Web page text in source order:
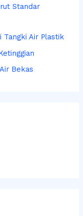
Standar
Tangki Air Plastik
Bekas